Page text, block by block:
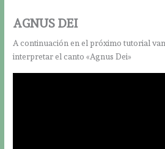
AGNUS DEI
A continuación en el próximo tutorial
interpretar el canto «Agnus Dei»